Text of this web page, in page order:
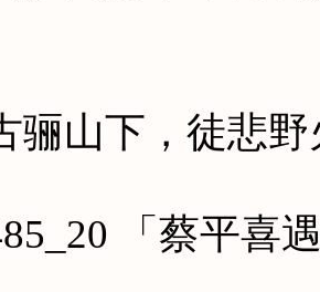
山下，徒悲野
「蔡平喜遇